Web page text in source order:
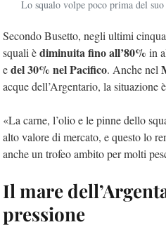
Lo squalo volpe poco prima del
Secondo Busetto, negli ultimi
squali èdiminuita fino all’80% in
edel 30% nel Pacifico. Anche nel
acque dell’Argentario, la situazione
«La carne, l’olio e le pinne dello
alto valore di mercato, e questo lo
anche un trofeo ambito per molti
Il mare
pressione